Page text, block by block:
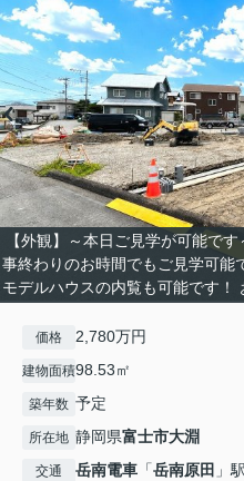
【外観】～本日ご見学が可能で
事終わりのお時間でもご見学可能
モデルハウスの内覧も可能です
価格 2,780万円
建物面積98.53㎡
築年数 予定
所在地 静岡県富士市大淵
交通 岳南電車 「岳南原田 」